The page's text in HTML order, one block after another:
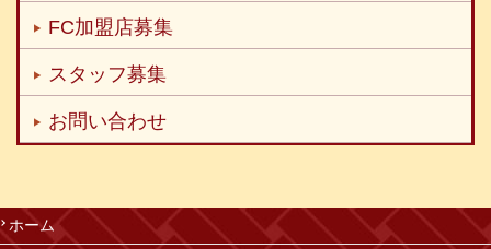
FC加盟店募集
スタッフ募集
お問い合わせ
ホーム